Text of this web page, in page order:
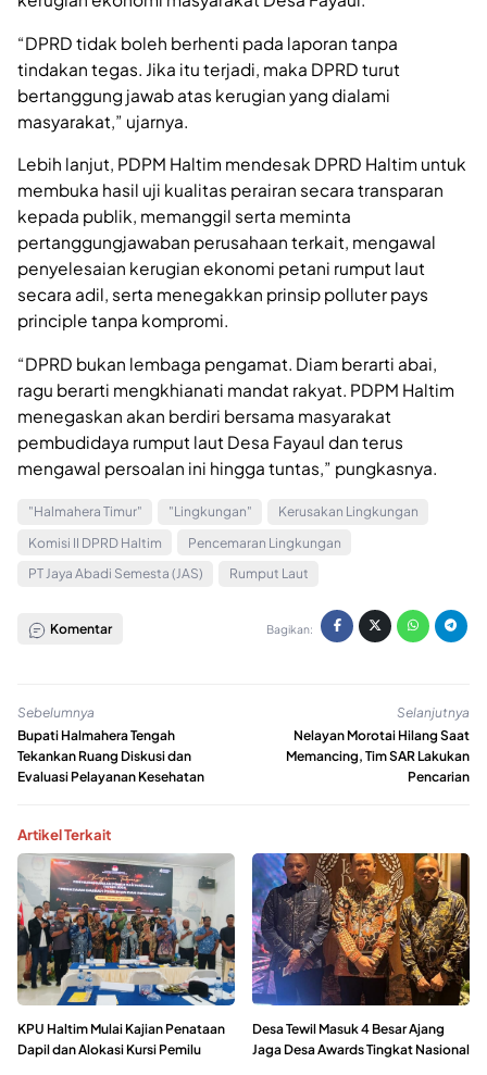
“DPRD tidak boleh berhenti pada laporan tanpa
tindakan tegas. Jika itu terjadi, maka DPRD turut
bertanggung jawab atas kerugian yang dialami
masyarakat,” ujarnya.
Lebih lanjut, PDPM Haltim mendesak DPRD Haltim untuk
membuka hasil uji kualitas perairan secara transparan
kepada publik, memanggil serta meminta
pertanggungjawaban perusahaan terkait, mengawal
penyelesaian kerugian ekonomi petani rumput laut
secara adil, serta menegakkan prinsip polluter pays
principle tanpa kompromi.
“DPRD bukan lembaga pengamat. Diam berarti abai,
ragu berarti mengkhianati mandat rakyat. PDPM Haltim
menegaskan akan berdiri bersama masyarakat
pembudidaya rumput laut Desa Fayaul dan terus
mengawal persoalan ini hingga tuntas,” pungkasnya.
"Halmahera Timur" "Lingkungan"
Kerusakan Lingkungan
Komisi II DPRD Haltim
Pencemaran Lingkungan
PT Jaya Abadi Semesta (JAS)
Rumput Laut
Komentar Bagikan:
Sebelumnya
Bupati Halmahera Tengah
Tekankan Ruang Diskusi dan
Evaluasi Pelayanan Kesehatan
Selanjutnya
Nelayan Morotai Hilang Saat
Memancing, Tim SAR Lakukan
Pencarian
Artikel Terkait
KPU Haltim Mulai Kajian Penataan
Dapil dan Alokasi Kursi Pemilu
Desa Tewil Masuk 4 Besar Ajang
Jaga Desa Awards Tingkat Nasional